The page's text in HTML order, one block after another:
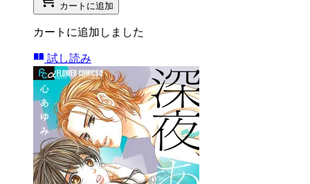
カートに追加
カートに追加しました
試し読み